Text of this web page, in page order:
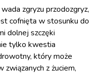
zgryzu przodozgryz,
cofnięta w stosunku do
dolnej szczęki
tylko kwestia
który może
z żuciem,